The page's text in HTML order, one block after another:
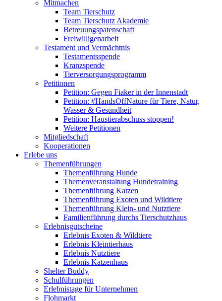
Mitmachen
Team Tierschutz
Team Tierschutz Akademie
Betreuungspatenschaft
Freiwilligenarbeit
Testament und Vermächtnis
Testamentsspende
Kranzspende
Tierversorgungsprogramm
Petitionen
Petition: Gegen Fiaker in der Innenstadt
Petition: #HandsOffNature für Tiere, Natur,
Wasser & Gesundheit
Petition: Haustierabschuss stoppen!
Weitere Petitionen
Mitgliedschaft
Kooperationen
Erlebe uns
Themenführungen
Themenführung Hunde
Themenveranstaltung Hundetraining
Themenführung Katzen
Themenführung Exoten und Wildtiere
Themenführung Klein- und Nutztiere
Familienführung durchs Tierschutzhaus
Erlebnisgutscheine
Erlebnis Exoten & Wildtiere
Erlebnis Kleintierhaus
Erlebnis Nutztiere
Erlebnis Katzenhaus
Shelter Buddy
Schulführungen
Erlebnistage für Unternehmen
Flohmarkt